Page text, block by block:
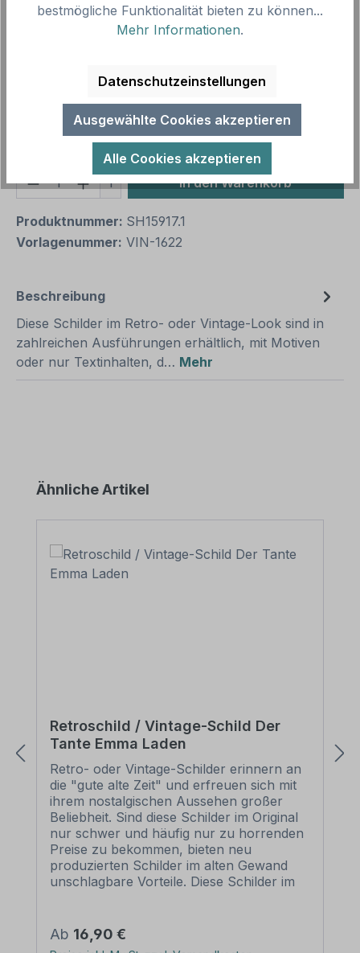
Zusammenfassung
Preise inkl. MwSt. zzgl. Versandkosten
Aufgrund von Neuberechnungen im Warenkorb sind
abweichende Endpreise möglich.
Produkt Anzahl: Gib den gewünschten
1 In den Warenkorb
Produktnummer: SH15917.1
Vorlagenummer: VIN-1622
Beschreibung
Diese Schilder im Retro- oder Vintage-Look sind in
zahlreichen Ausführungen erhältlich, mit Motiven
oder nur Textinhalten, d… Mehr
Produktgalerie überspringen
Ähnliche Artikel
Retroschild / Vintage-Schild Der
Tante Emma Laden
Retro- oder Vintage-Schilder erinnern an
die "gute alte Zeit" und erfreuen sich mit
ihrem nostalgischen Aussehen großer
Beliebheit. Sind diese Schilder im Original
nur schwer und häufig nur zu horrenden
Preise zu bekommen, bieten neu
produzierten Schilder im alten Gewand
unschlagbare Vorteile. Diese Schilder im
Motiven oder nur Textinhalten, die je nach
Artikel individuallisiert werden können. Die
Regulärer Preis:
Ab 16,90 €
bestmögliche Funktionalität bieten zu können...
Mehr Informationen.
Datenschutzeinstellungen
Ausgewählte Cookies akzeptieren
Alle Cookies akzeptieren